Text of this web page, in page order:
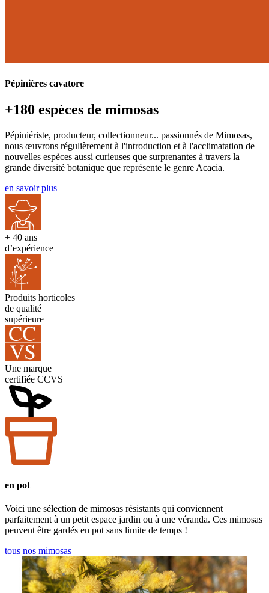
Pépinières cavatore
+180 espèces de mimosas
Pépiniériste, producteur, collectionneur... passionnés de Mimosas,
nous œuvrons régulièrement à l'introduction et à l'acclimatation de
nouvelles espèces aussi curieuses que surprenantes à travers la
grande diversité botanique que représente le genre Acacia.
en savoir plus
+ 40 ans
d’expérience
Produits horticoles
de qualité
supérieure
Une marque
certifiée CCVS
en pot
Voici une sélection de mimosas résistants qui conviennent
parfaitement à un petit espace jardin ou à une véranda. Ces mimosas
peuvent être gardés en pot sans limite de temps !
tous nos mimosas